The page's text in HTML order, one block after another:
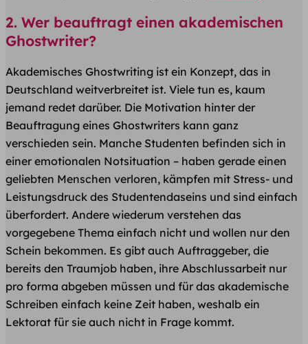
2. Wer beauftragt einen akademischen
Ghostwriter?
Akademisches Ghostwriting ist ein Konzept, das in
Deutschland weitverbreitet ist. Viele tun es, kaum
jemand redet darüber. Die Motivation hinter der
Beauftragung eines Ghostwriters kann ganz
verschieden sein. Manche Studenten befinden sich in
einer emotionalen Notsituation – haben gerade einen
geliebten Menschen verloren, kämpfen mit Stress- und
Leistungsdruck des Studentendaseins und sind einfach
überfordert. Andere wiederum verstehen das
vorgegebene Thema einfach nicht und wollen nur den
Schein bekommen. Es gibt auch Auftraggeber, die
bereits den Traumjob haben, ihre Abschlussarbeit nur
pro forma abgeben müssen und für das akademische
Schreiben einfach keine Zeit haben, weshalb ein
Lektorat für sie auch nicht in Frage kommt.